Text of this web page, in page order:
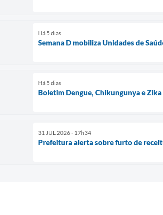
Há 5 dias
Semana D mobiliza Unidades de
Há 5 dias
Boletim Dengue, Chikungunya e
31 JUL 2026 - 17h34
Prefeitura alerta sobre furto de